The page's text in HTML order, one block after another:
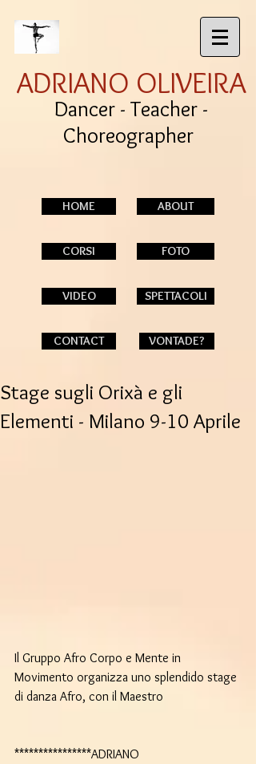
ADRIANO OLIVEIRA
Dancer - Teacher -
Choreographer
HOME ABOUT
CORSI FOTO
VIDEO SPETTACOLI
VONTADE?
CONTACT
Stage sugli Orixà e gli
Elementi - Milano 9-10 Aprile
Il Gruppo Afro Corpo e Mente in
Movimento organizza uno splendido stage
di danza Afro, con il Maestro
****************ADRIANO